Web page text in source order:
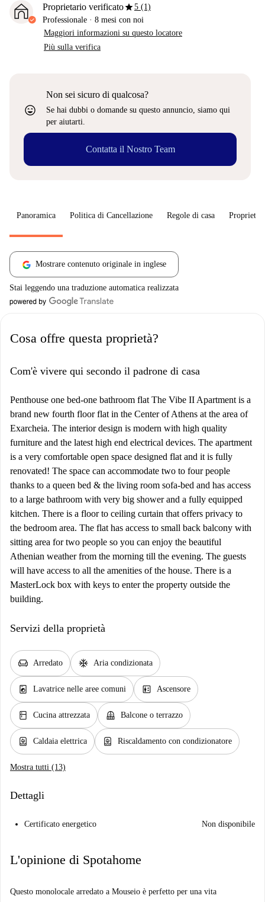
Proprietario verificatostar5 (1)
Professionale · 8 mesi con noi
Maggiori informazioni su questo locatore
Più sulla verifica
sentiment_very_satisfied
Non sei sicuro di qualcosa?
Se hai dubbi o domande su questo annuncio, siamo qui
per aiutarti.
Contatta il Nostro Team
Panoramica Politica di Cancellazione Regole di casa
Mostrare contenuto originale in inglese
Stai leggendo una traduzione automatica realizzata
Cosa offre questa proprietà?
Com'è vivere qui secondo il padrone di casa
Penthouse one bed-one bathroom flat The Vibe II Apartment is a
brand new fourth floor flat in the Center of Athens at the area of
Exarcheia. The interior design is modern with high quality
furniture and the latest high end electrical devices. The apartment
is a very comfortable open space designed flat and it is fully
renovated! The space can accommodate two to four people
thanks to a queen bed & the living room sofa-bed and has access
to a large bathroom with very big shower and a fully equipped
kitchen. There is a floor to ceiling curtain that offers privacy to
the bedroom area. The flat has access to small back balcony with
sitting area for two people so you can enjoy the beautiful
Athenian weather from the morning till the evening. The guests
will have access to all the amenities of the house. There is a
MasterLock box with keys to enter the property outside the
building.
Servizi della proprietà
chair Arredato ac_unit Aria condizionata
local_laundry_service Lavatrice nelle aree comuni elevator Ascensore
kitchen Cucina attrezzata balcony Balcone o terrazzo
water_heater Caldaia elettrica water_heater Riscaldamento con condizionatore
Mostra tutti (13)
Dettagli
Certificato energetico Non disponibile
L'opinione di Spotahome
Questo monolocale arredato a Mouseio è perfetto per una vita